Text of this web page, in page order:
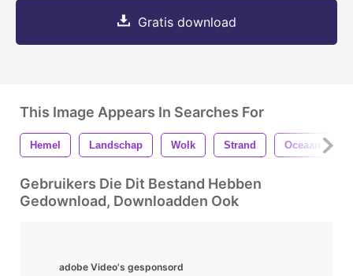
Gratis download
This Image Appears In Searches For
Hemel Landschap Wolk Strand Oceaan
Gebruikers Die Dit Bestand Hebben
Gedownload, Downloadden Ook
adobe Video's gesponsord